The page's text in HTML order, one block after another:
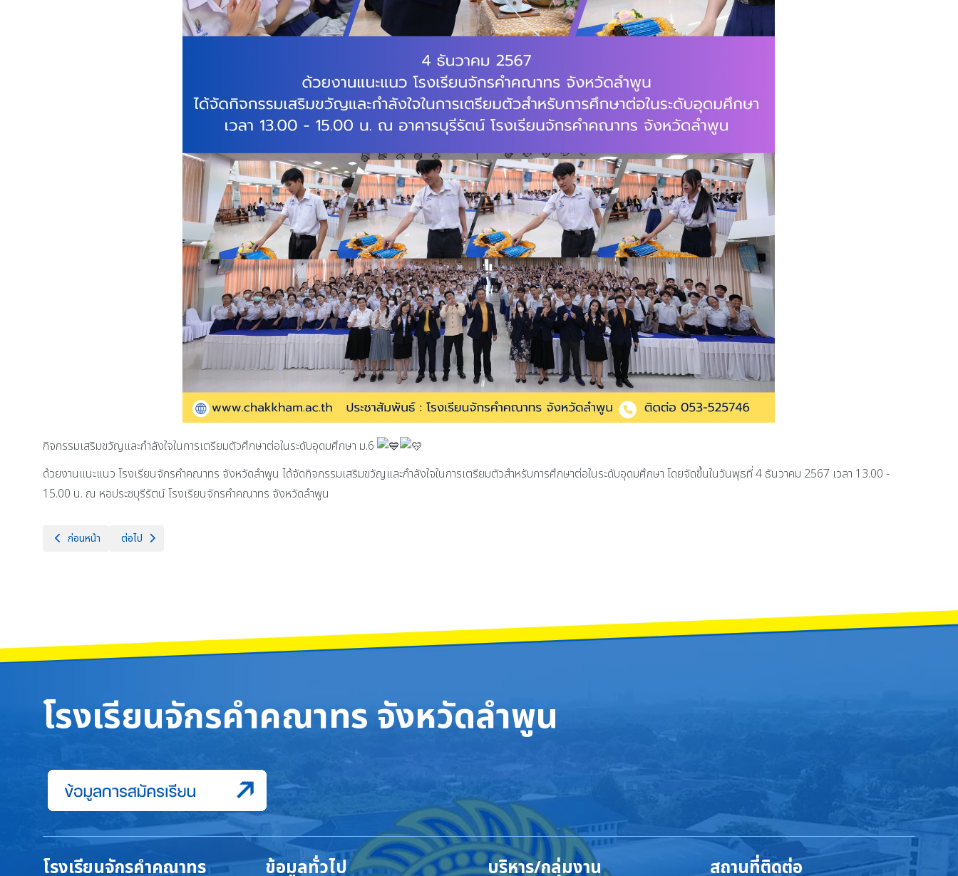
กิจกรรมเสริมขวัญและกำลังใจในการเตรียมตัวศึกษาต่อในระดับอุดมศึกษา ม.6
ด้วยงานแนะแนว โรงเรียนจักรคำคณาทร จังหวัดลำพูน ได้จัดกิจกรรมเสริมขวัญและกำลังใจในการเตรียมตัวสำหรับการศึกษาต่อในระดับอุดมศึกษา โดยจัดขึ้นในวันพุธที่ 4 ธันวาคม 2567 เวลา 13.00 -
15.00 น. ณ หอประชบุรีรัตน์ โรงเรียนจักรคำคณาทร จังหวัดลำพูน
เนื้อหาก่อนหน้า: ร่วมพิธีวางพานพุ่มดอกไม้ถวายบังคมฯ เนื่องใน วันชาติ และวันพ่อแห่งชาติ ณ หอประชุมจังหวัดลำพูน ศาลากลางจังหวัดลำพูน ตำบลศรีบัวบาน อำเภอเมือง จังหวัดลำพูน 5 ธันวาคม 2567
ก่อนหน้า เนื้อหาถัดไป: วันอังคารที่ 3 ธันวาคม 2567 นายธำรงค์ หน่อเรือง ผู้อำนวยการโรงเรียนจักรคำคณาทร จังหวัดลำพูน ได้เข้าร่วมพิธีลงนามบันทึกข้อตกลงความร่วมมือ ระหว่าง โรงเรียนจักรคำคณาทร กับยุวสมาคมแห่งประ
ต่อไป
โรงเรียนจักรคำคณาทร จังหวัดลำพูน
โรงเรียนจักรคำคณาทร ข้อมูลทั่วไป บริหาร/กลุ่มงาน สถานที่ติดต่อ